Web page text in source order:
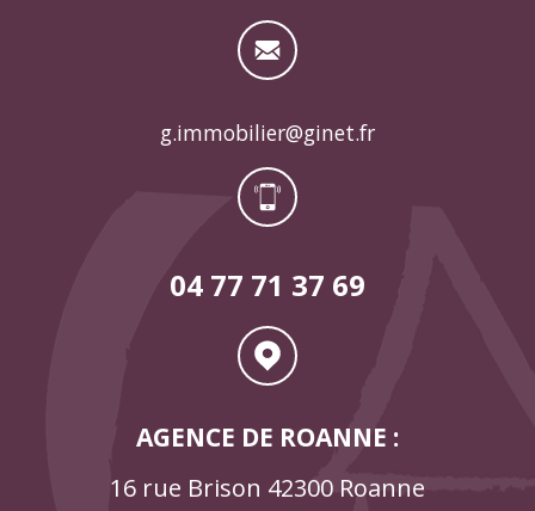
g.immobilier@ginet.fr
04 77 71 37 69
AGENCE DE ROANNE :
16 rue Brison 42300 Roanne